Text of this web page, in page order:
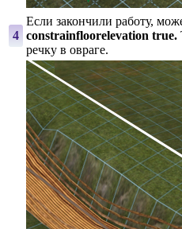
4
Если закончили работу,
constrainfloorelevation true.
речку в овраге.